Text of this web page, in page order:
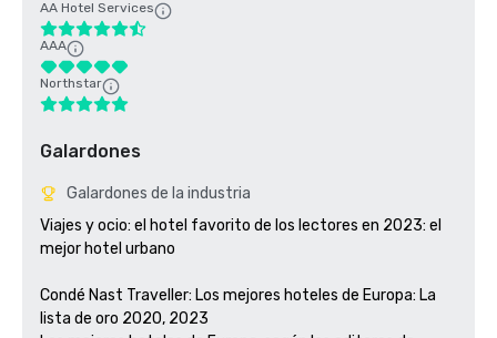
AA Hotel Services
AAA
Northstar
Galardones
Galardones de la industria
Viajes y ocio: el hotel favorito de los lectores en 2023: el
mejor hotel urbano
Condé Nast Traveller: Los mejores hoteles de Europa: La
lista de oro 2020, 2023